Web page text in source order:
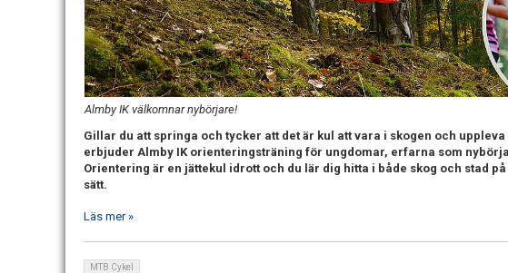
Almby IK välkomnar nybörjare!
Gillar du att springa och tycker att det är kul att vara i skogen och uppleva
erbjuder Almby IK orienteringsträning för ungdomar, erfarna som
Orientering är en jättekul idrott och du lär dig hitta i både skog och stad
sätt.
Läs mer »
MTB Cykel